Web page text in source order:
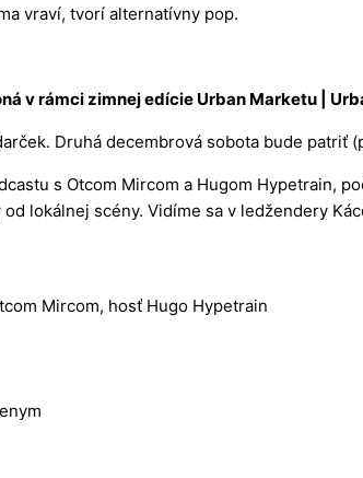
vraví, tvorí alternatívny pop.
v rámci zimnej edície Urban Marketu |
Druhá decembrová sobota bude patriť
s Otcom Mircom a Hugom Hypetrain,
lokálnej scény. Vidíme sa v ledžendery
Mircom, hosť Hugo Hypetrain